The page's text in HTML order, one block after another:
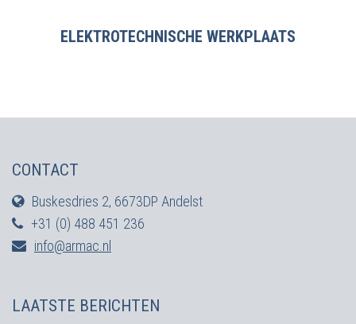
ELEKTROTECHNISCHE WERKPLAATS
CONTACT
Buskesdries 2, 6673DP Andelst
+31 (0) 488 451 236
info@armac.nl
LAATSTE BERICHTEN